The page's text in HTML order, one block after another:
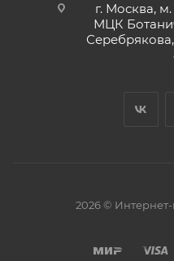
г. Москва,
МЦК
2026 ©